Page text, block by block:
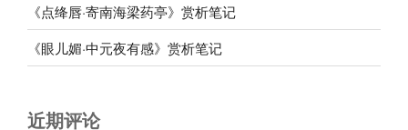
《点绛唇·寄南海梁药亭》赏析笔记
《眼儿媚·中元夜有感》赏析笔记
近期评论